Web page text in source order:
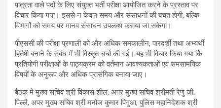
पात्रता वाले पदों के लिए संयुक्त भर्ती परीक्षा आयोजित करने के प्रस्ताव पर
विचार किया गया। इससे न केवल समय और संसाधनों की बचत होगी, बल्कि
विभागों को समय पर मानव संसाधन उपलब्ध कराया जा सकेगा।
पीएससी की परीक्षा प्रणाली को और अधिक समकालीन, पारदर्शी तथा अभ्यर्थी
हितैषी बनाने के संबंध में भी विस्तृत चर्चा की गई। यह भी विचार किया गया कि
प्रतियोगी परीक्षाओं के पाठ्यक्रम को वर्तमान आवश्यकताओं एवं समसामयिक
विषयों के अनुरूप और अधिक प्रासंगिक बनाया जाए।
बैठक में मुख्य सचिव श्री विकास शील, अपर मुख्य सचिव श्रीमती रेणु जी.
पिल्लै, अपर मुख्य सचिव श्री मनोज कुमार पिंगुआ, पुलिस महानिदेशक श्री